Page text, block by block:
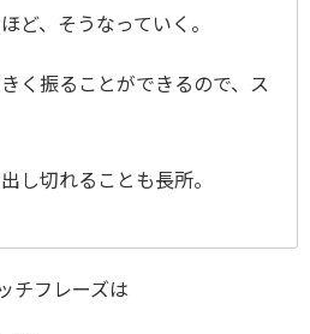
ど、そうなっていく。
く振ることができるので、ス
し切れることも長所。
チフレーズは